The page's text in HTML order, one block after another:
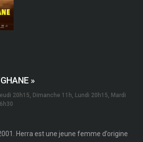
»
20h15, Dimanche 11h, Lundi 20h15, Mardi
Herra est une jeune femme d’origine